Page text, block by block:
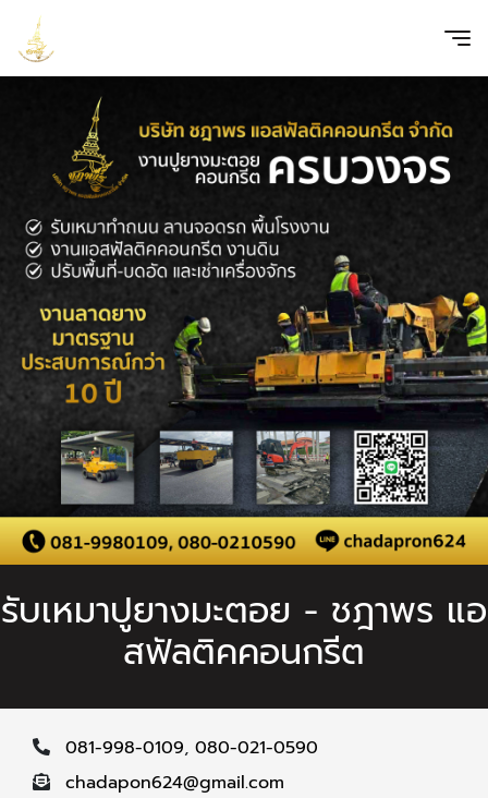
รับเหมาปูยางมะตอย - ชฎาพร แอ
สฟัลติคคอนกรีต
081-998-0109, 080-021-0590
chadapon624@gmail.com